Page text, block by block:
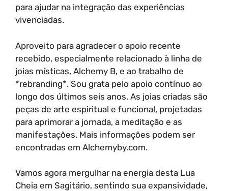
para ajudar na integração das experiências
vivenciadas.
Aproveito para agradecer o apoio recente
recebido, especialmente relacionado à linha de
joias místicas, Alchemy B, e ao trabalho de
*rebranding*. Sou grata pelo apoio contínuo ao
longo dos últimos seis anos. As joias criadas são
peças de arte espiritual e funcional, projetadas
para aprimorar a jornada, a meditação e as
manifestações. Mais informações podem ser
encontradas em Alchemyby.com.
Vamos agora mergulhar na energia desta Lua
Cheia em Sagitário, sentindo sua expansividade,